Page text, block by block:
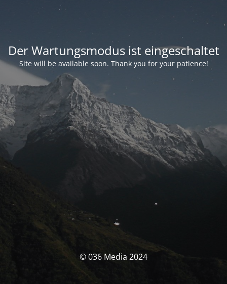
Der Wartungsmodus ist eingeschaltet
Site will be available soon. Thank you for your patience!
© 036 Media 2024